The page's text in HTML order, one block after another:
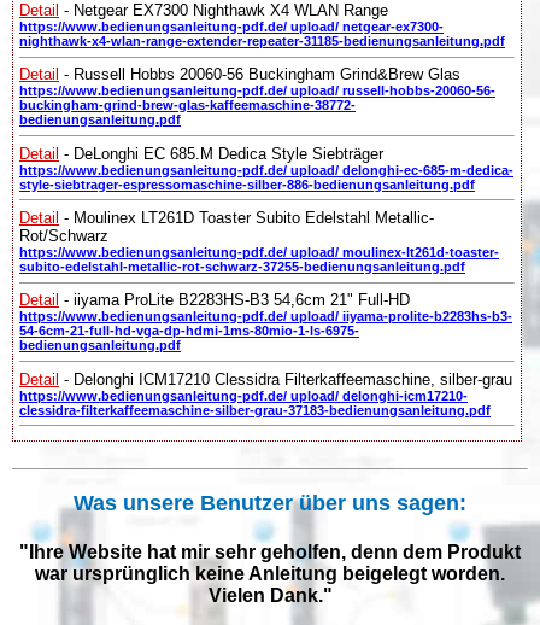
Detail - Netgear EX7300 Nighthawk X4 WLAN Range
https://www.bedienungsanleitung-pdf.de/ upload/ netgear-ex7300-
nighthawk-x4-wlan-range-extender-repeater-31185-bedienungsanleitung.pdf
Detail - Russell Hobbs 20060-56 Buckingham Grind&Brew Glas
https://www.bedienungsanleitung-pdf.de/ upload/ russell-hobbs-20060-56-
buckingham-grind-brew-glas-kaffeemaschine-38772-
bedienungsanleitung.pdf
Detail - DeLonghi EC 685.M Dedica Style Siebträger
https://www.bedienungsanleitung-pdf.de/ upload/ delonghi-ec-685-m-dedica-
style-siebtrager-espressomaschine-silber-886-bedienungsanleitung.pdf
Detail - Moulinex LT261D Toaster Subito Edelstahl Metallic-
Rot/Schwarz
https://www.bedienungsanleitung-pdf.de/ upload/ moulinex-lt261d-toaster-
subito-edelstahl-metallic-rot-schwarz-37255-bedienungsanleitung.pdf
Detail - iiyama ProLite B2283HS-B3 54,6cm 21" Full-HD
https://www.bedienungsanleitung-pdf.de/ upload/ iiyama-prolite-b2283hs-b3-
54-6cm-21-full-hd-vga-dp-hdmi-1ms-80mio-1-ls-6975-
bedienungsanleitung.pdf
Detail - Delonghi ICM17210 Clessidra Filterkaffeemaschine, silber-grau
https://www.bedienungsanleitung-pdf.de/ upload/ delonghi-icm17210-
clessidra-filterkaffeemaschine-silber-grau-37183-bedienungsanleitung.pdf
Was unsere Benutzer über uns sagen:
"Ihre Website hat mir sehr geholfen, denn dem Produkt
war ursprünglich keine Anleitung beigelegt worden.
Vielen Dank."